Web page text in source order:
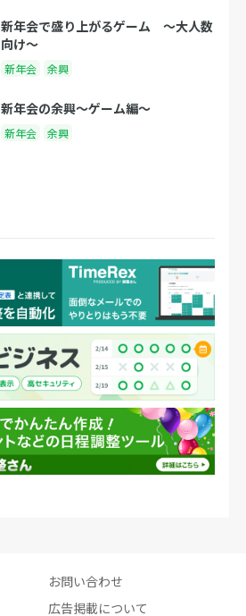
新年会で盛り上がるゲーム 〜大人数
向け〜
新年会 余興
新年会の余興〜ゲーム編〜
新年会 余興
お問い合わせ
広告掲載について